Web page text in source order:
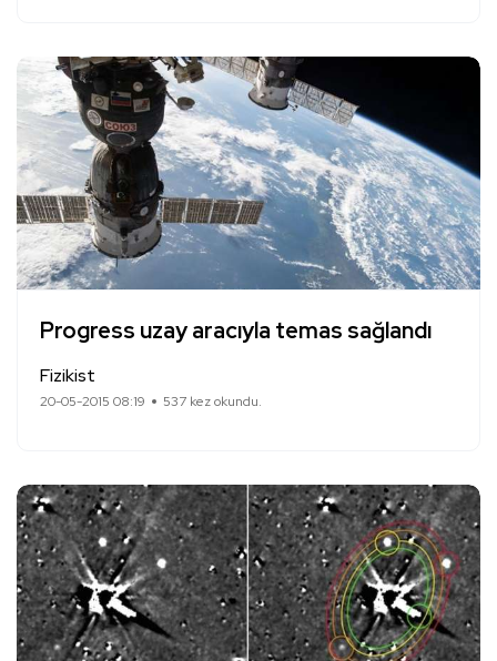
Progress uzay aracıyla temas sağlandı
Fizikist
20-05-2015 08:19 537 kez okundu.